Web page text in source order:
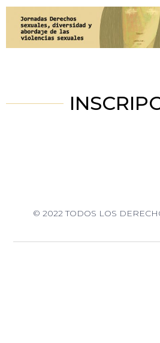
© 2022 TODOS LOS